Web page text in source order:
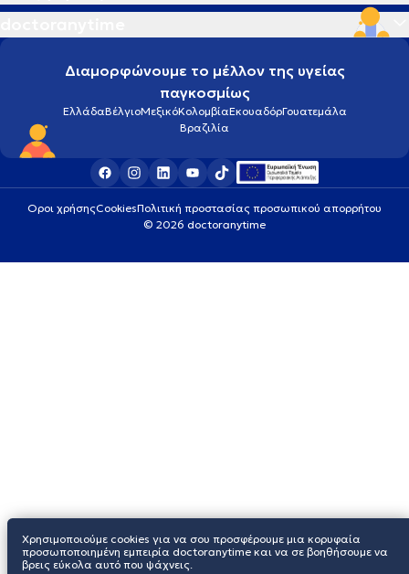
Διαμορφώνουμε το μέλλον της υγείας
παγκοσμίως
ΕλλάδαΒέλγιοΜεξικόΚολομβίαΕκουαδόρΓουατεμάλα
Βραζιλία
Οροι χρήσηςCookiesΠολιτική προστασίας προσωπικού απορρήτου
© 2026 doctoranytime
Χρησιμοποιούμε cookies για να σου προσφέρουμε μια κορυφαία
προσωποποιημένη εμπειρία doctoranytime και να σε βοηθήσουμε να
βρεις εύκολα αυτό που ψάχνεις.